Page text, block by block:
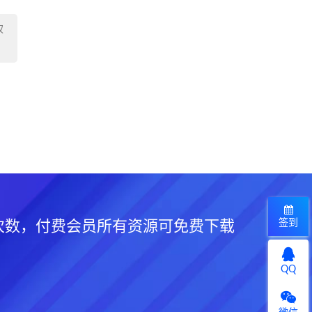
，付费会员所有资源可免费下载 签到
QQ